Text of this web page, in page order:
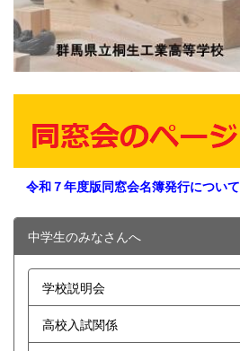
令和７年度版同窓会名簿発行について
中学生のみなさんへ
学校説明会
高校入試関係